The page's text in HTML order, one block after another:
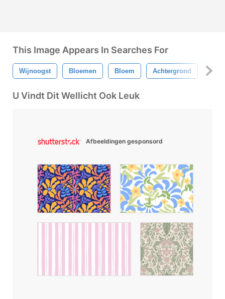
This Image Appears In Searches For
Wijnoogst Bloemen Bloem Achtergrond
U Vindt Dit Wellicht Ook Leuk
Afbeeldingen gesponsord